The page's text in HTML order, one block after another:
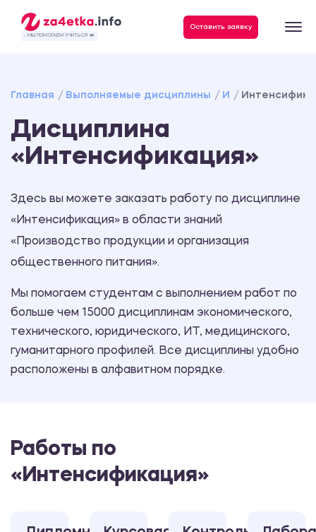
- МЫ ПОМОГАЕМ УЧИТЬСЯ ❤️
Оставить заявку
Главная Выполняемые дисциплины И
Дисциплина
«Интенсификация»
Здесь вы можете заказать работу по дисциплине
«Интенсификация» в области знаний
«Производство продукции и организация
общественного питания».
Мы помогаем студентам с выполнением работ по
больше чем 15000 дисциплинам экономического,
технического, юридического, ИТ, медицинского,
гуманитарного профилей. Все дисциплины удобно
расположены в алфавитном порядке.
Работы по
«Интенсификация»